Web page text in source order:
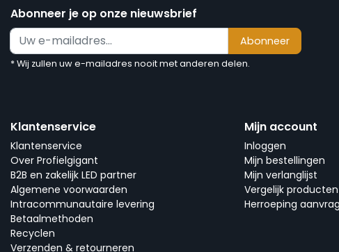
Abonneer je op onze nieuwsbrief
Abonneer
* Wij zullen uw e-mailadres nooit met anderen delen.
Klantenservice
Klantenservice
Over Profielgigant
B2B en zakelijk LED partner
Algemene voorwaarden
Intracommunautaire levering
Betaalmethoden
Recyclen
Verzenden & retourneren
Mijn account
Inloggen
Mijn bestellingen
Mijn verlanglijst
Vergelijk producten
Herroeping